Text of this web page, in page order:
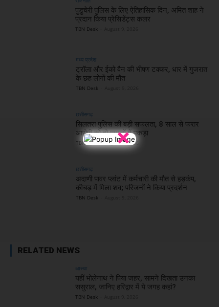
×
पुडुचेरी पुलिस के लिए ऐतिहासिक दिन, अमित शाह ने
प्रदान किया प्रेसिडेंट्स कलर
TBN Desk
मध्य प्रदेश
ट्रॉला और ईको वैन की भीषण टक्कर, धार में गुजरात
के छह लोगों की मौत
TBN Desk
छत्तीसगढ़
सिलतरा पुलिस की बड़ी सफलता, 8 साल से फरार
आरोपी को दो मामलों में पकड़ा
TBN Desk - August 9, 2026
छत्तीसगढ़
अदाणी पावर प्लांट में कर्मचारी की मौत से हड़कंप,
कीचड़ में मिला शव; परिजनों ने किया प्रदर्शन
TBN Desk
RELATED NEWS
आस्था
यहीं भोलेनाथ ने पिया जहर, सामने दिखता उनका
ससुराल, जानिए हरिद्वार में ये जगह कहां?
TBN Desk